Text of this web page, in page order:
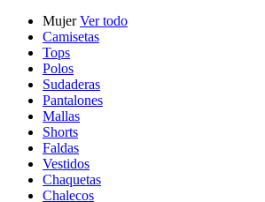
MujerVer todo
Camisetas
Tops
Polos
Sudaderas
Pantalones
Mallas
Shorts
Faldas
Vestidos
Chaquetas
Chalecos